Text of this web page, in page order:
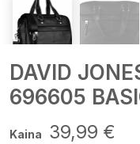
DAVID
696605
Kaina 39,99 €